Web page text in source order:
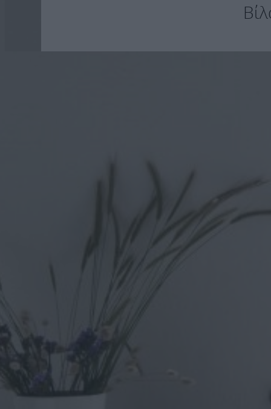
Βίλα 4 υπνοδωματίων-ιδιωτική πισίνα
πολυτέλεια. Αυτός είναι ο λόγος για τον οποίο όλα τα
Βασικές πληροφορίες για το
Διαθέτει άφθονο χώρο, ενώ μπορείτε να διασκεδάσετε με το
λιγότερο από δύο λεπτά. Αν λοιπόν θέλετε να ζήσετε μια
Για ποιους συνιστάται;
Η Villa Mykonos είναι μια εξαιρετική επιλογή για ομάδες
σας. Και μάλιστα σε έναν χώρο με όλες τις απαραίτητες